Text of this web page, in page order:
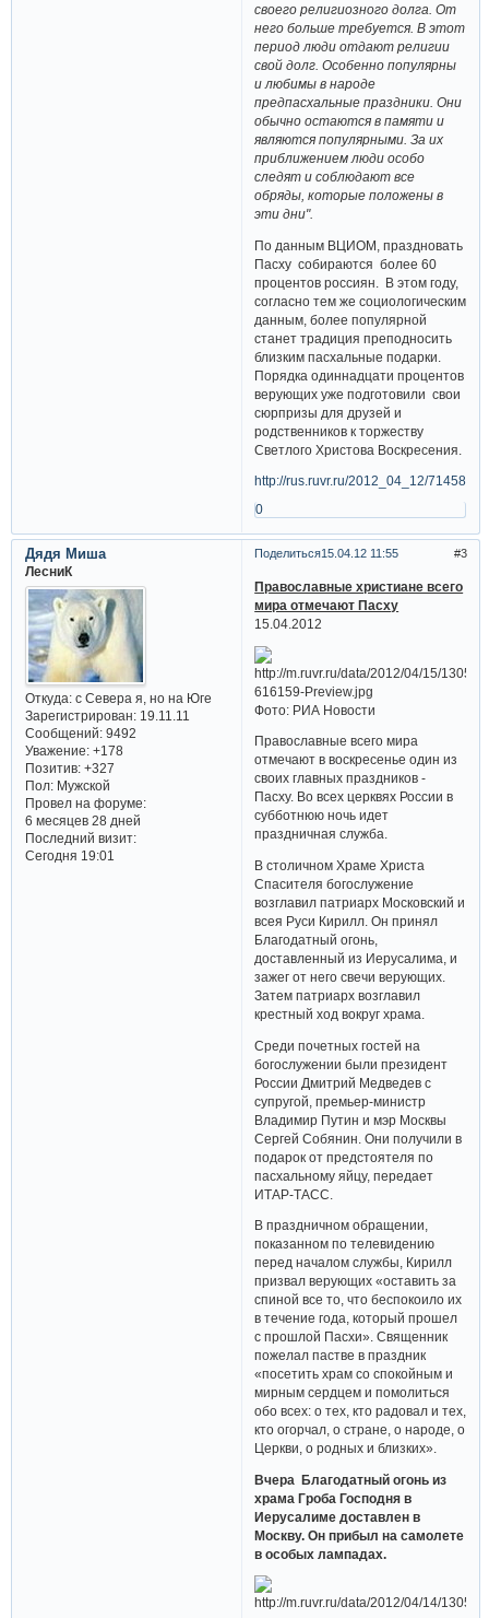
своего религиозного долга. От
него больше требуется. В этот
период люди отдают религии
свой долг. Особенно популярны
и любимы в народе
предпасхальные праздники. Они
обычно остаются в памяти и
являются популярными. За их
приближением люди особо
следят и соблюдают все
обряды, которые положены в
эти дни".
По данным ВЦИОМ, праздновать
Пасху собираются более 60
процентов россиян. В этом году,
согласно тем же социологическим
данным, более популярной
станет традиция преподносить
близким пасхальные подарки.
Порядка одиннадцати процентов
верующих уже подготовили свои
сюрпризы для друзей и
родственников к торжеству
Светлого Христова Воскресения.
http://rus.ruvr.ru/2012_04_12/
0
Поделиться 3
15.04.12 11:55
Дядя Миша
ЛесниК
Откуда:с Севера я, но на Юге
Зарегистрирован: 19.11.11
Сообщений:9492
Уважение: +178
Позитив: +327
Пол:Мужской
Провел на форуме:
6 месяцев 28 дней
Последний визит:
Сегодня 19:01
Православные христиане всего
мира отмечают Пасху
15.04.2012
Фото: РИА Новости
Православные всего мира
отмечают в воскресенье один из
своих главных праздников -
Пасху. Во всех церквях России в
субботнюю ночь идет
праздничная служба.
В столичном Храме Христа
Спасителя богослужение
возглавил патриарх Московский и
всея Руси Кирилл. Он принял
Благодатный огонь,
доставленный из Иерусалима, и
зажег от него свечи верующих.
Затем патриарх возглавил
крестный ход вокруг храма.
Среди почетных гостей на
богослужении были президент
России Дмитрий Медведев с
супругой, премьер-министр
Владимир Путин и мэр Москвы
Сергей Собянин. Они получили в
подарок от предстоятеля по
пасхальному яйцу, передает
ИТАР-ТАСС.
В праздничном обращении,
показанном по телевидению
перед началом службы, Кирилл
призвал верующих «оставить за
спиной все то, что беспокоило их
в течение года, который прошел
с прошлой Пасхи». Священник
пожелал пастве в праздник
«посетить храм со спокойным и
мирным сердцем и помолиться
обо всех: о тех, кто радовал и тех,
кто огорчал, о стране, о народе, о
Церкви, о родных и близких».
Вчера Благодатный огонь из
храма Гроба Господня в
Иерусалиме доставлен в
Москву. Он прибыл на самолете
в особых лампадах.